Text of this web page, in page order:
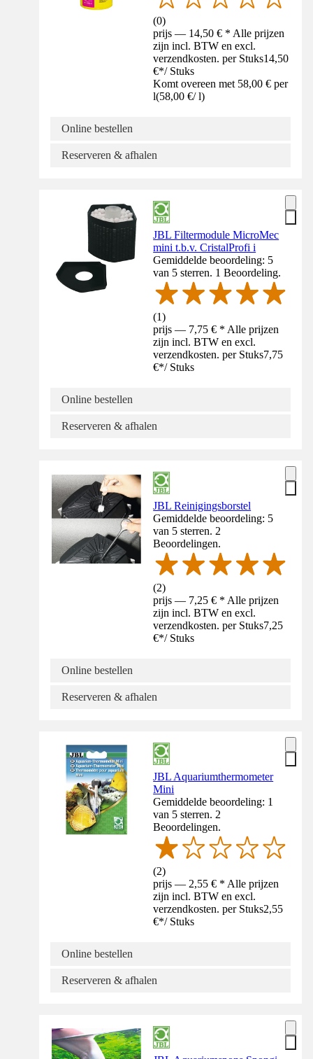
(0)
prijs — 14,50 € * Alle prijzen
zijn incl. BTW en excl.
verzendkosten. per Stuks14,50
€*/ Stuks
Komt overeen met 58,00 € per
l(58,00 €/ l)
Online bestellen
Reserveren & afhalen
JBL Filtermodule MicroMec
mini t.b.v. CristalProfi i
Gemiddelde beoordeling: 5
van 5 sterren. 1 Beoordeling.
(1)
prijs — 7,75 € * Alle prijzen
zijn incl. BTW en excl.
verzendkosten. per Stuks7,75
€*/ Stuks
Online bestellen
Reserveren & afhalen
JBL Reinigingsborstel
Gemiddelde beoordeling: 5
van 5 sterren. 2
Beoordelingen.
(2)
prijs — 7,25 € * Alle prijzen
zijn incl. BTW en excl.
verzendkosten. per Stuks7,25
€*/ Stuks
Online bestellen
Reserveren & afhalen
JBL Aquariumthermometer
Mini
Gemiddelde beoordeling: 1
van 5 sterren. 2
Beoordelingen.
(2)
prijs — 2,55 € * Alle prijzen
zijn incl. BTW en excl.
verzendkosten. per Stuks2,55
€*/ Stuks
Online bestellen
Reserveren & afhalen